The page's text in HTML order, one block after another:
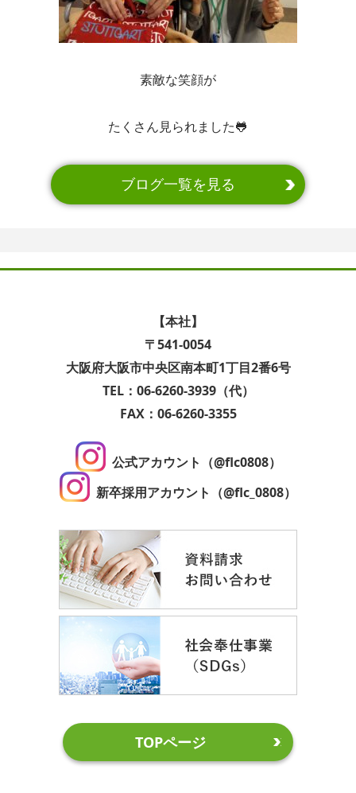
素敵な笑顔が
たくさん見られました🐸
ブログ一覧を見る
【本社】
〒541-0054
大阪府大阪市中央区南本町1丁目2番6号
TEL：06-6260-3939（代）
FAX：06-6260-3355
公式アカウント（@flc0808）
新卒採用アカウント（@flc_0808）
TOPページ